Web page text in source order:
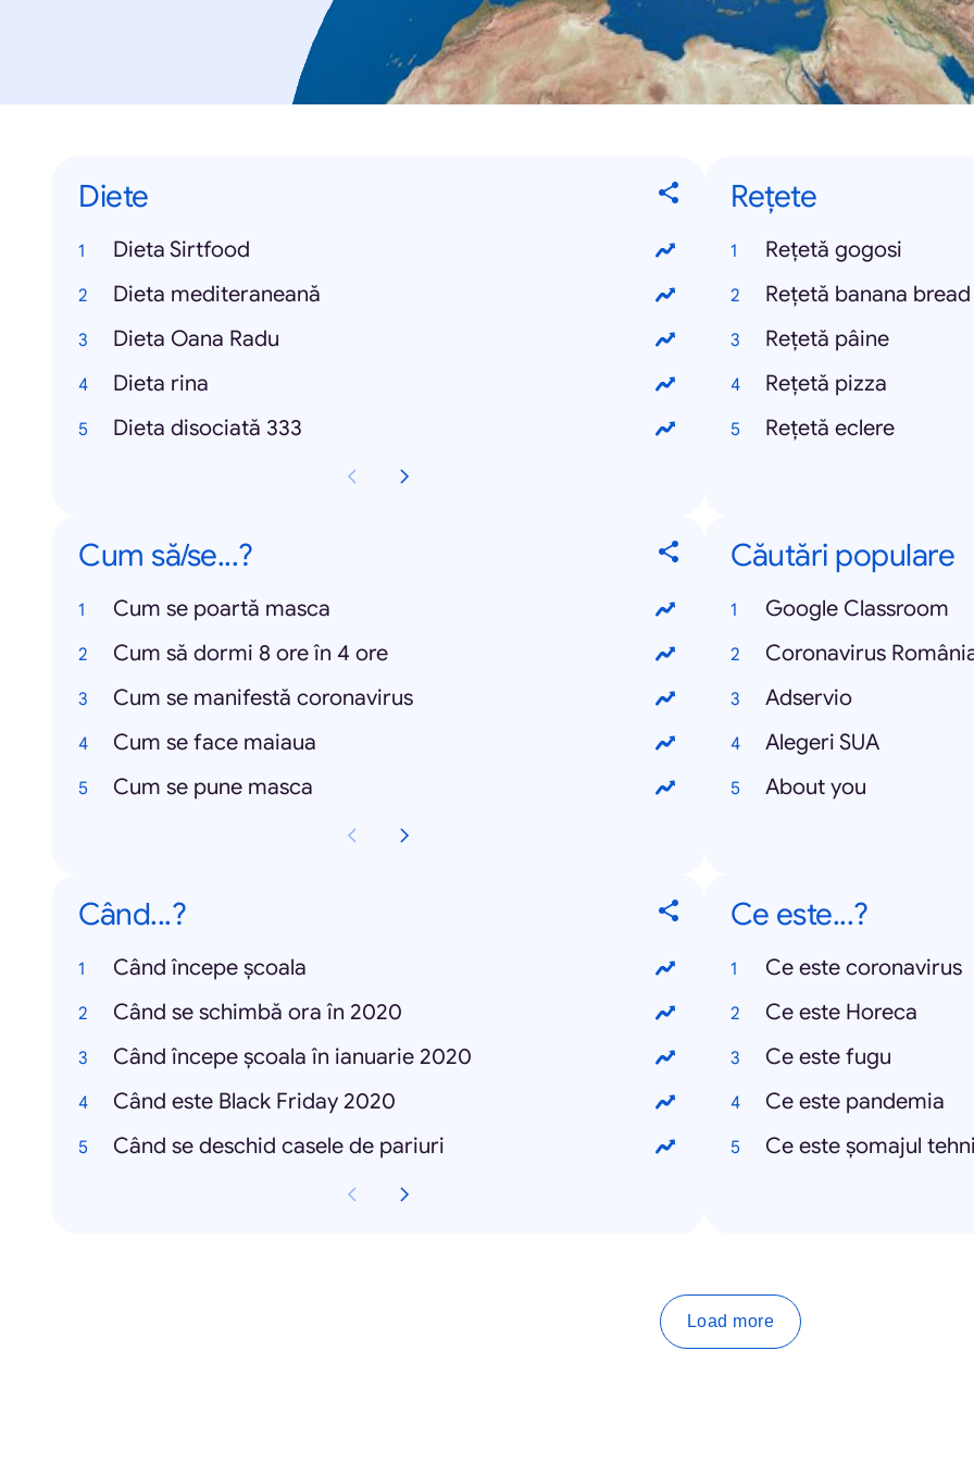
Diete
Dieta Sirtfood
Dieta mediteraneană
Dieta Oana Radu
Dieta rina
Dieta disociată 333
Rețete
Rețetă gogosi
Rețetă banana bread
Rețetă pâine
Rețetă pizza
Rețetă eclere
Cum să/se...?
Cum se poartă masca
Cum să dormi 8 ore în 4 ore
Cum se manifestă coronavirus
Cum se face maiaua
Cum se pune masca
Căutări populare
Google Classroom
Coronavirus
Adservio
Alegeri SUA
About you
Când...?
Când începe școala
Când se schimbă ora în 2020
Când începe școala în ianuarie 2020
Când este Black Friday 2020
Când se deschid casele de pariuri
Ce este...?
Ce este coronavirus
Ce este Horeca
Ce este fugu
Ce este pandemia
Ce este șomajul
Load more